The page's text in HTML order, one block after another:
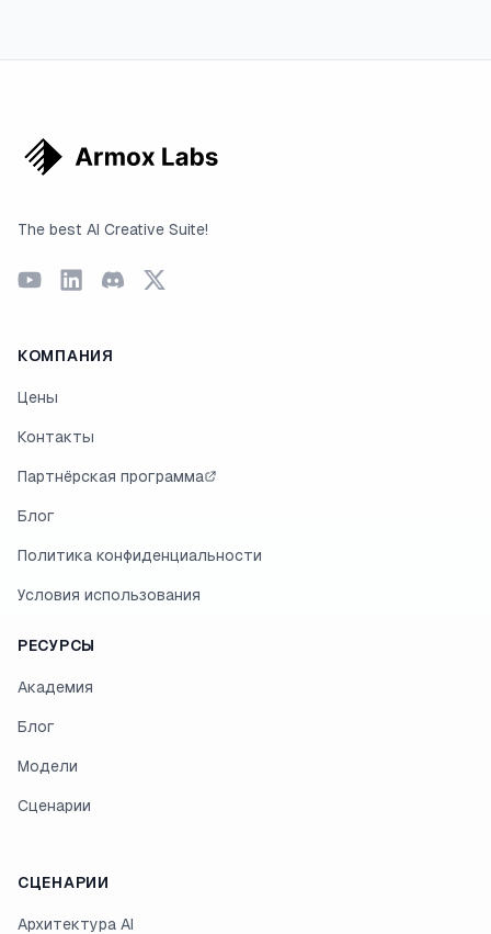
The best AI Creative Suite!
КОМПАНИЯ
Цены
Контакты
Партнёрская программа
Блог
Политика конфиденциальности
Условия использования
РЕСУРСЫ
Академия
Блог
Модели
Сценарии
СЦЕНАРИИ
Архитектура AI